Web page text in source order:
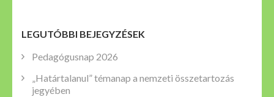
LEGUTÓBBI BEJEGYZÉSEK
Pedagógusnap 2026
„Határtalanul” témanap a nemzeti összetartozás
jegyében